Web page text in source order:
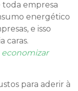
toda empresa
energético
e isso
caras.
economizar
para aderir à